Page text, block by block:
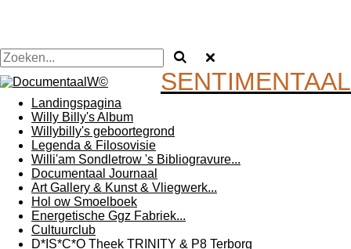
SENTIMENTAAL
Landingspagina
Willy Billy's Album
Willybilly's geboortegrond
Legenda & Filosovisie
Willi'am Sondletrow 's Bibliogravure...
Documentaal Journaal
Art Gallery & Kunst & Vliegwerk...
Hol ow Smoelboek
Energetische Ggz Fabriek...
Cultuurclub
D*IS*C*O Theek TRINITY & P8 Terborg